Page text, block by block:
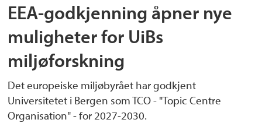
EEA-godkjenning åpner nye
muligheter for UiBs
miljøforskning
Det europeiske miljøbyrået har godkjent
Universitetet i Bergen som TCO - "Topic Centre
Organisation" - for 2027-2030.